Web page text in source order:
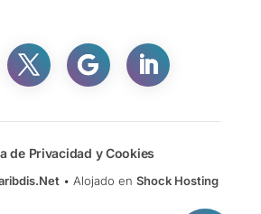
• Alojado enShock Hosting
de Privacidad y Cookies